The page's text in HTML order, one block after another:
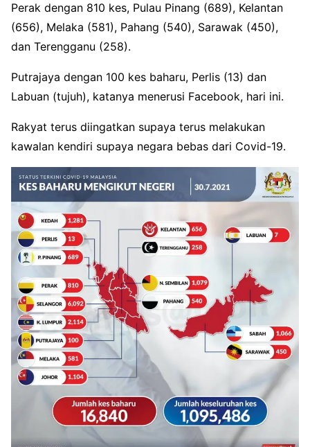
Perak dengan 810 kes, Pulau Pinang (689), Kelantan
(656), Melaka (581), Pahang (540), Sarawak (450),
dan Terengganu (258).
Putrajaya dengan 100 kes baharu, Perlis (13) dan
Labuan (tujuh), katanya menerusi Facebook, hari ini.
Rakyat terus diingatkan supaya terus melakukan
kawalan kendiri supaya negara bebas dari Covid-19.